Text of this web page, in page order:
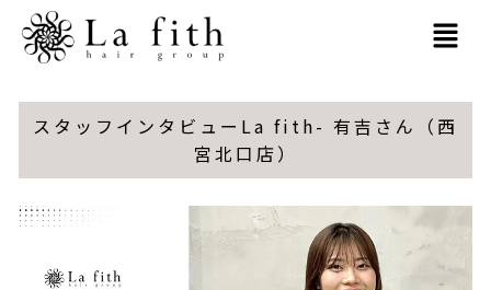
内
容
を
ス
キ
ッ
MAIN
スタッフインタビューLa fith- 有吉さん（西
宮北口店）